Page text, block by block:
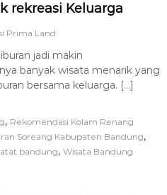
rekreasi Keluarga
Prima Land
jadi makin
banyak wisata menarik yang
bersama keluarga. […]
, Rekomendasi Kolam Renang
Soreang Kabupaten Bandung,
bandung, Wisata Bandung